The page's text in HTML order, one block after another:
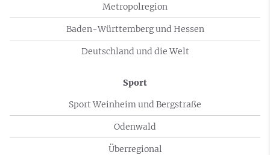
Metropolregion
Baden-Württemberg und Hessen
Deutschland und die Welt
Sport
Sport Weinheim und Bergstraße
Odenwald
Überregional